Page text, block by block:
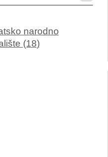
narodno
(18)